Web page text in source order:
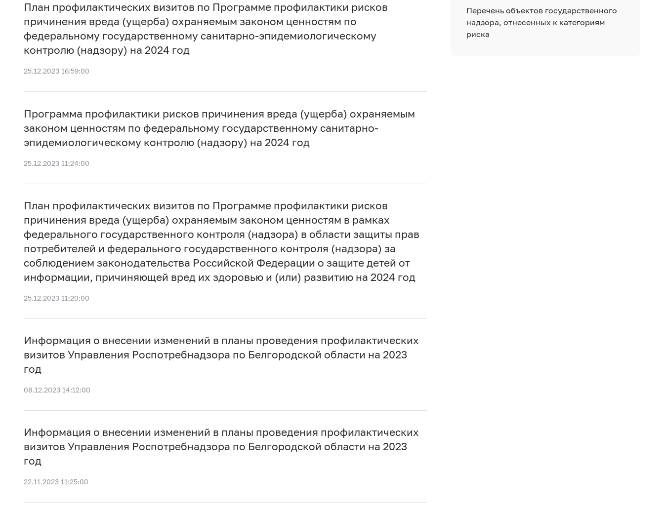
План профилактических визитов по Программе профилактики рисков
причинения вреда (ущерба) охраняемым законом ценностям по
федеральному государственному санитарно-эпидемиологическому
контролю (надзору) на 2024 год
25.12.2023 16:59:00
Программа профилактики рисков причинения вреда (ущерба) охраняемым
законом ценностям по федеральному государственному санитарно-
эпидемиологическому контролю (надзору) на 2024 год
25.12.2023 11:24:00
План профилактических визитов по Программе профилактики рисков
причинения вреда (ущерба) охраняемым законом ценностям в рамках
федерального государственного контроля (надзора) в области защиты прав
потребителей и федерального государственного контроля (надзора) за
соблюдением законодательства Российской Федерации о защите детей от
информации, причиняющей вред их здоровью и (или) развитию на 2024 год
25.12.2023 11:20:00
Информация о внесении изменений в планы проведения профилактических
визитов Управления Роспотребнадзора по Белгородской области на 2023
год
08.12.2023 14:12:00
Информация о внесении изменений в планы проведения профилактических
визитов Управления Роспотребнадзора по Белгородской области на 2023
год
22.11.2023 11:25:00
Перечень объектов государственного
надзора, отнесенных к категориям
риска